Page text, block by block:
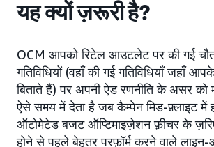
यह क्यों ज़रूरी है?
OCM आपको रिटेल आउटलेट पर की गई
गतिविधियों (वहाँ की गई गतिविधियाँ जहाँ
बिताते हैं) पर अपनी ऐड रणनीति के असर को
ऐसे समय में देता है जब कैम्पेन मिड-फ़्लाइट में
ऑटोमेटेड बजट ऑप्टिमाइज़ेशन फ़ीचर के
होने से पहले बेहतर परफ़ॉर्म करने वाले